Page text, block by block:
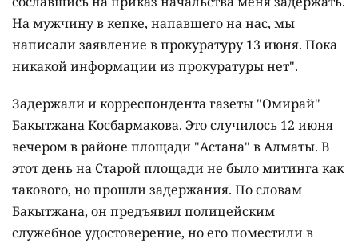
На мужчину в кепке, напавшего на нас, мы
написали заявление в прокуратуру 13 июня. Пока
никакой информации из прокуратуры нет".
Задержали и корреспондента газеты "Омирай"
Бакытжана Косбармакова. Это случилось 12 июня
вечером в районе площади "Астана" в Алматы. В
этот день на Старой площади не было митинга как
такового, но прошли задержания. По словам
Бакытжана, он предъявил полицейским
служебное удостоверение, но его поместили в